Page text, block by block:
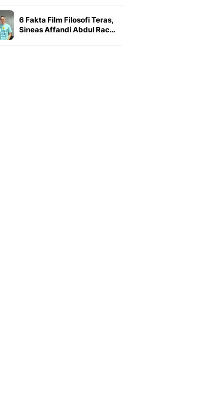
6 Fakta Film Filosofi Teras,
Sineas Affandi Abdul Rac…